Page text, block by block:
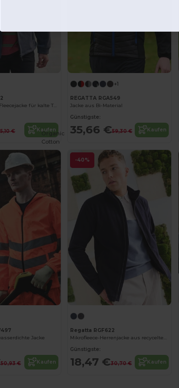
Regatta Herren Fleecejacke für kalte Tage
€ Kaufen
+1
REGATTA RGA549
Jacke aus Bi-Material
Günstigste:
35,66 €59,30 € Kaufen
Jacke
50,93 € Kaufen
-40%
Organic
Cotton
Regatta RGF622
Mikrofleece-Herrenjacke aus recyceltem Polyester
Günstigste:
18,47 €30,70 € Kaufen